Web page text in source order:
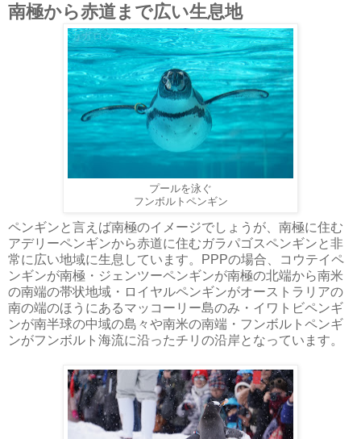
南極から赤道まで広い生息地
プールを泳ぐ
フンボルトペンギン
ペンギンと言えば南極のイメージでしょうが、南極に住む
アデリーペンギンから赤道に住むガラパゴスペンギンと非
常に広い地域に生息しています。PPPの場合、コウテイペ
ンギンが南極・ジェンツーペンギンが南極の北端から南米
の南端の帯状地域・ロイヤルペンギンがオーストラリアの
南の端のほうにあるマッコーリー島のみ・イワトビペンギ
ンが南半球の中域の島々や南米の南端・フンボルトペンギ
ンがフンボルト海流に沿ったチリの沿岸となっています。